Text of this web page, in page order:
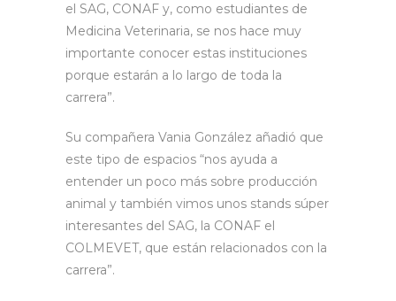
el SAG, CONAF y, como estudiantes de
Medicina Veterinaria, se nos hace muy
importante conocer estas instituciones
porque estarán a lo largo de toda la
carrera”.
Su compañera Vania González añadió que
este tipo de espacios “nos ayuda a
entender un poco más sobre producción
animal y también vimos unos stands súper
interesantes del SAG, la CONAF el
COLMEVET, que están relacionados con la
carrera”.